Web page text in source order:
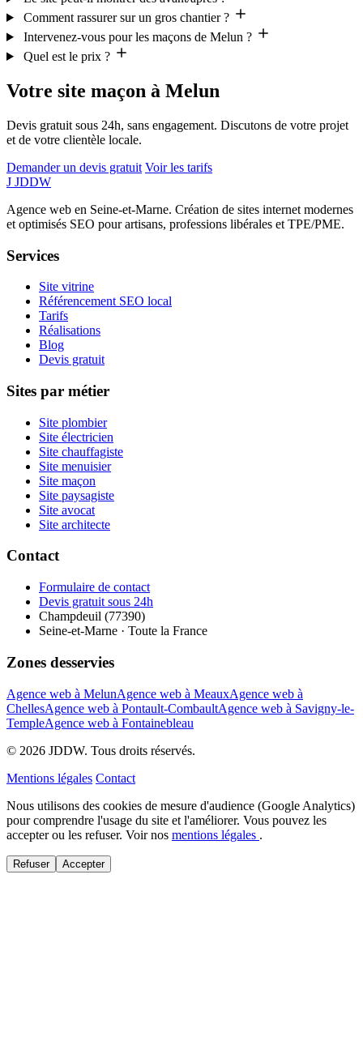
Comment rassurer sur un gros chantier ?
Intervenez-vous pour les maçons de Melun ?
Quel est le prix ?
Votre site maçon à Melun
Devis gratuit sous 24h, sans engagement. Discutons de votre projet
et de votre clientèle locale.
Demander un devis gratuit Voir les tarifs
J JDDW
Agence web en Seine-et-Marne. Création de sites internet modernes
et optimisés SEO pour artisans, professions libérales et TPE/PME.
Services
Site vitrine
Référencement SEO local
Tarifs
Réalisations
Blog
Devis gratuit
Sites par métier
Site plombier
Site électricien
Site chauffagiste
Site menuisier
Site maçon
Site paysagiste
Site avocat
Site architecte
Contact
Formulaire de contact
Devis gratuit sous 24h
Champdeuil (77390)
Seine-et-Marne · Toute la France
Zones desservies
Agence web à MelunAgence web à MeauxAgence web à
ChellesAgence web à Pontault-CombaultAgence web à Savigny-le-
TempleAgence web à Fontainebleau
© 2026 JDDW. Tous droits réservés.
Mentions légales Contact
Nous utilisons des cookies de mesure d'audience (Google Analytics)
pour comprendre l'usage du site et l'améliorer. Vous pouvez les
accepter ou les refuser. Voir nos mentions légales .
Refuser Accepter